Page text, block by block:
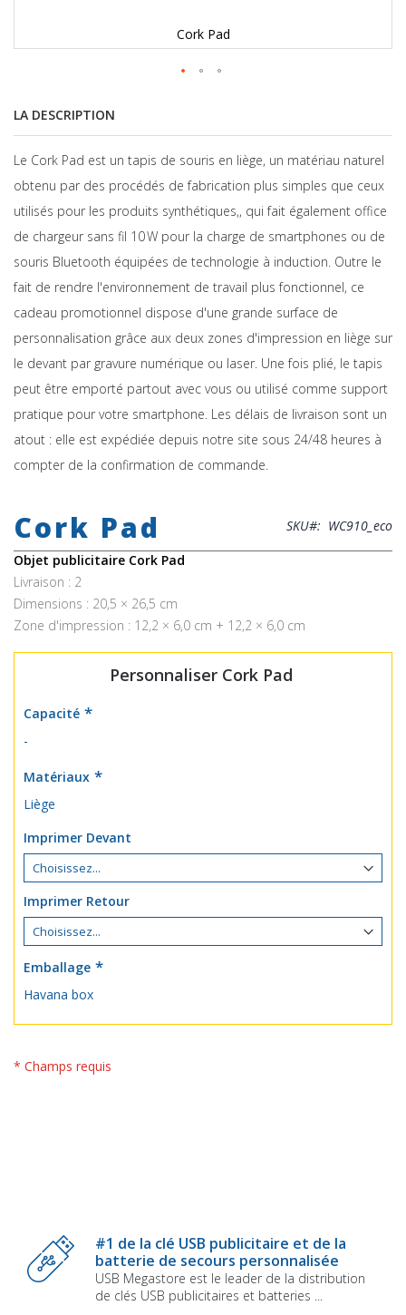
Cork Pad
LA DESCRIPTION
Le Cork Pad est un tapis de souris en liège, un matériau naturel
obtenu par des procédés de fabrication plus simples que ceux
utilisés pour les produits synthétiques,, qui fait également office
de chargeur sans fil 10 W pour la charge de smartphones ou de
souris Bluetooth équipées de technologie à induction. Outre le
fait de rendre l'environnement de travail plus fonctionnel, ce
cadeau promotionnel dispose d'une grande surface de
personnalisation grâce aux deux zones d'impression en liège sur
le devant par gravure numérique ou laser. Une fois plié, le tapis
peut être emporté partout avec vous ou utilisé comme support
pratique pour votre smartphone. Les délais de livraison sont un
atout : elle est expédiée depuis notre site sous 24/48 heures à
compter de la confirmation de commande.
the
beginning
of
the
images
gallery
Cork Pad SKU
WC910_eco
Objet publicitaire Cork Pad
Livraison : 2
Dimensions : 20,5 × 26,5 cm
Zone d'impression : 12,2 × 6,0 cm + 12,2 × 6,0 cm
Personnaliser Cork Pad
Capacité
-
Matériaux
Liège
Imprimer Devant
Imprimer Retour
Emballage
Havana box
* Champs requis
#1 de la clé USB publicitaire et de la
batterie de secours personnalisée
USB Megastore est le leader de la distribution
de clés USB publicitaires et batteries ...